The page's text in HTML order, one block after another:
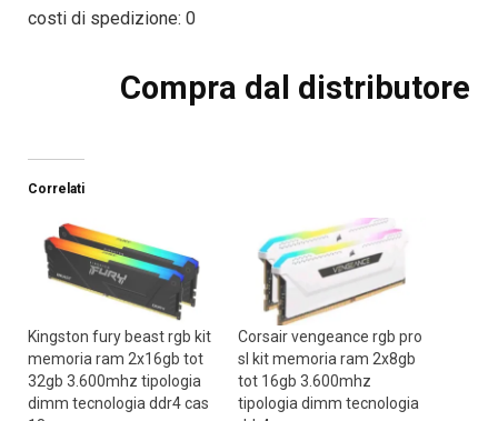
costi di spedizione: 0
Compra dal distributore
Correlati
Kingston fury beast rgb kit
memoria ram 2x16gb tot
32gb 3.600mhz tipologia
dimm tecnologia ddr4 cas
Corsair vengeance rgb pro
sl kit memoria ram 2x8gb
tot 16gb 3.600mhz
tipologia dimm tecnologia